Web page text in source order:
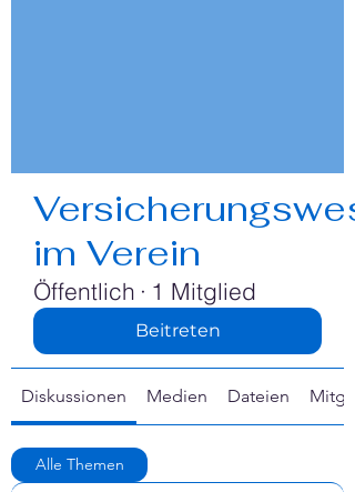
im Verein
Öffentlich · 1 Mitglied
Beitreten
Diskussionen Medien Dateien
Alle Themen